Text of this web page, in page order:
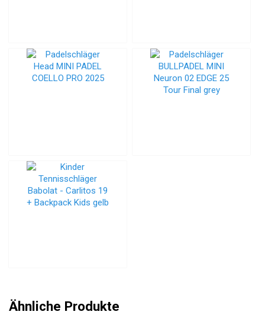
Ähnliche Produkte